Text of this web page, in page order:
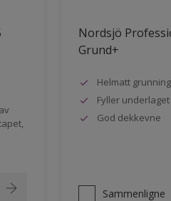
Nordsjö
Grund+
Helmatt
Fyller underlaget
God dekkevne
Sammenligne